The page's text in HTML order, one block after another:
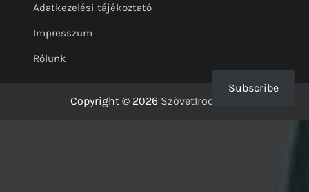
Adatkezelési tájékoztató
Impresszum
Rólunk
Copyright © 2026 SzövetIrodalom
Subscribe